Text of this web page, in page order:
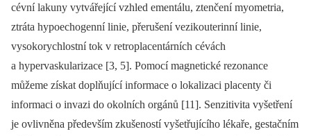
cévní lakuny vytvářející vzhled ementálu, ztenčení myometria,
ztráta hypoechogenní linie, přerušení vezikouterinní linie,
vysokorychlostní tok v retroplacentárních cévách
a hypervaskularizace [3, 5]. Pomocí magnetické rezonance
můžeme získat doplňující informace o lokalizaci placenty či
informaci o invazi do okolních orgánů [11]. Senzitivita vyšetření
je ovlivněna především zkušeností vyšetřujícího lékaře, gestačním